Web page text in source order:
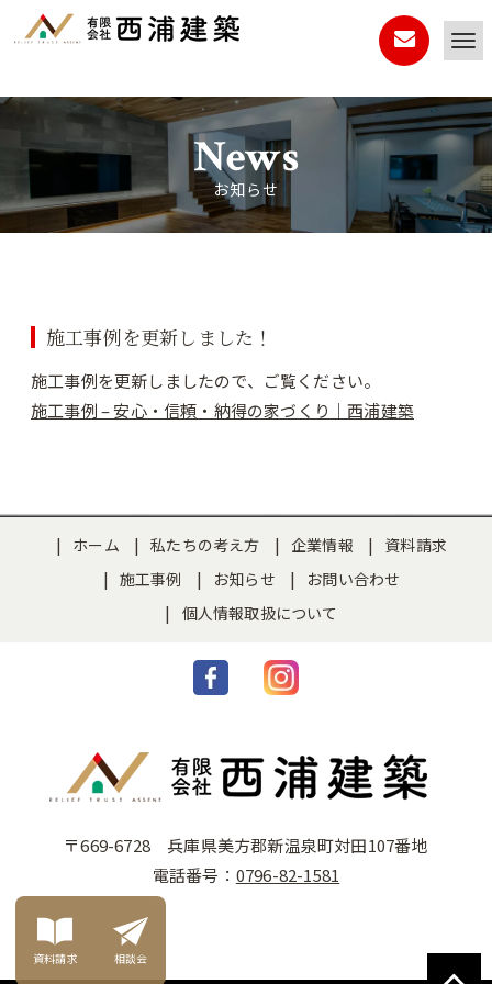
News
お知らせ
施工事例を更新しました！
施工事例を更新しましたので、ご覧ください。
施工事例 – 安心・信頼・納得の家づくり｜西浦建築
ホーム 私たちの考え方 企業情報
資料請求
施工事例
お知らせ
お問い合わせ
個人情報取扱について
資料請求 相談会
〒669-6728 兵庫県美方郡新温泉町対田107番地
電話番号： 0796-82-1581